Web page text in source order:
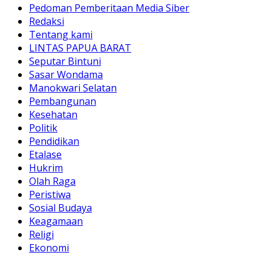
Pedoman Pemberitaan Media Siber
Redaksi
Tentang kami
LINTAS PAPUA BARAT
Seputar Bintuni
Sasar Wondama
Manokwari Selatan
Pembangunan
Kesehatan
Politik
Pendidikan
Etalase
Hukrim
Olah Raga
Peristiwa
Sosial Budaya
Keagamaan
Religi
Ekonomi